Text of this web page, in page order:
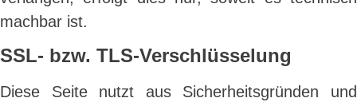
machbar ist.
SSL- bzw. TLS-Verschlüsselung
Diese Seite nutzt aus Sicherheitsgründen und